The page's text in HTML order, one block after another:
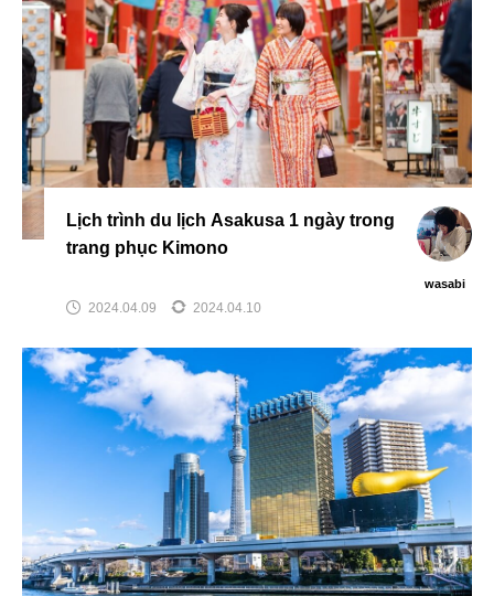
Lịch trình du lịch Asakusa 1 ngày trong
trang phục Kimono
wasabi
2024.04.09 2024.04.10